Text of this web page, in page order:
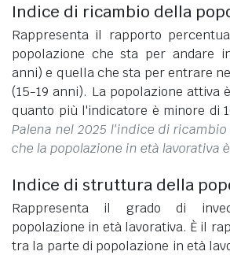
Indice di ricambio della
Rappresenta il rapporto
popolazione che sta per andare
anni) e quella che sta per entrare
(15-19 anni). La popolazione attiva
quanto più l'indicatore è minore di
Palena nel 2025 l'indice di
che la popolazione in età lavorativa
Indice di struttura della
Rappresenta il grado di
popolazione in età lavorativa. È il
tra la parte di popolazione in età